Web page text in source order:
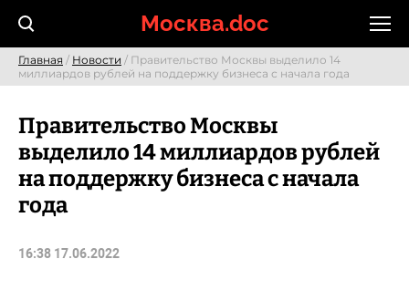
Москва.doc
Главная / Новости / Правительство Москвы выделило 14
миллиардов рублей на поддержку бизнеса с начала года
Правительство Москвы
выделило 14 миллиардов рублей
на поддержку бизнеса с начала
года
16:38 17.06.2022